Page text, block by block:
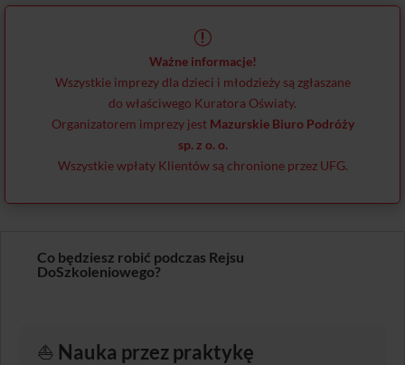
r
Ważne informacje!
Wszystkie imprezy dla dzieci i młodzieży są zgłaszane
do właściwego Kuratora Oświaty.
Organizatorem imprezy jest Mazurskie Biuro Podróży
sp. z o. o.
Wszystkie wpłaty Klientów są chronione przez UFG.
Co będziesz robić podczas Rejsu
DoSzkoleniowego?
⛵️ Nauka przez praktykę